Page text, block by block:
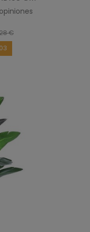
opiniones
€
02